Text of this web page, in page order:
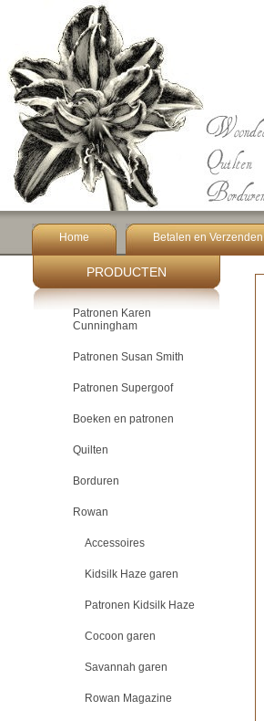
Home Betalen en Verzenden
PRODUCTEN
Patronen Karen
Cunningham
Patronen Susan Smith
Patronen Supergoof
Boeken en patronen
Quilten
Borduren
Rowan
Accessoires
Kidsilk Haze garen
Patronen Kidsilk Haze
Cocoon garen
Savannah garen
Rowan Magazine